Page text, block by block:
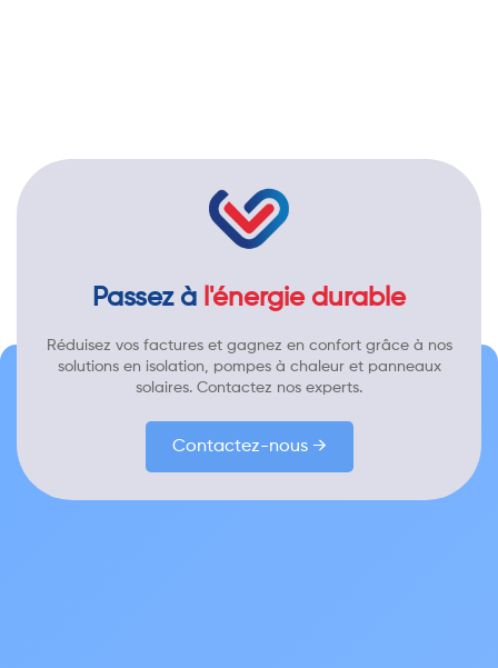
Passez à l'énergie durable
Réduisez vos factures et gagnez en confort grâce à nos
solutions en isolation, pompes à chaleur et panneaux
solaires. Contactez nos experts.
Contactez-nous →